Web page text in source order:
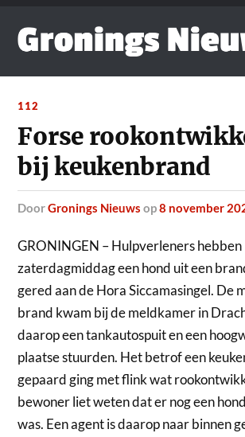
112
Forse
bij keukenbrand
doorGronings Nieuws op8 november
GRONINGEN – Hulpverleners hebben
zaterdagmiddag een hond uit een
gered aan de Hora Siccamasingel. De
brand kwam bij de meldkamer in
daarop een tankautospuit en een
plaatse stuurden. Het betrof een
gepaard ging met flink wat
bewoner liet weten dat er nog een
was. Een agent is daarop naar binnen